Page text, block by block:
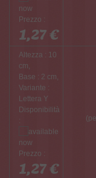
Prezzo :
1,27 €
Altezza : 10
cm,
Base : 2 cm,
Variante :
Lettera Y
Disponibilità
:
Prezzo :
1,27 €